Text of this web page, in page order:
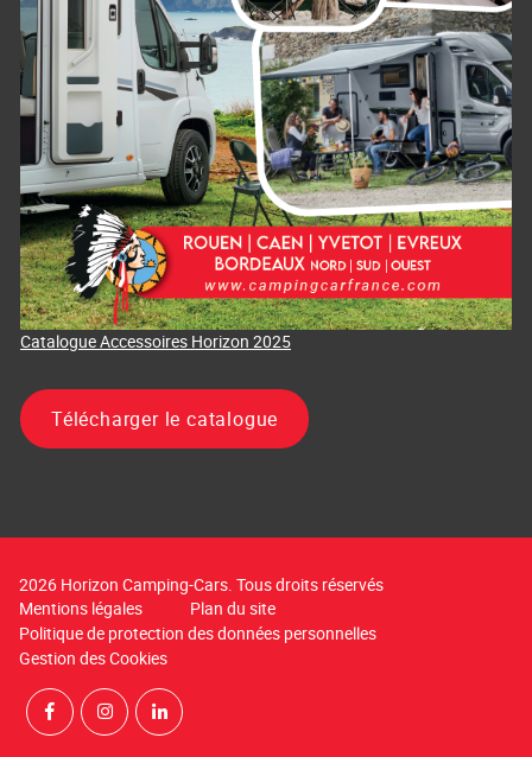
Catalogue Accessoires Horizon 2025
Télécharger le catalogue
2026 Horizon Camping-Cars. Tous droits réservés
Mentions légales
Plan du site
Politique de protection des données personnelles
Gestion des Cookies